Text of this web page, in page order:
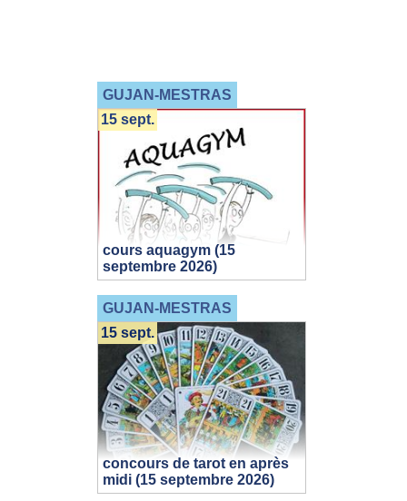
GUJAN-MESTRAS
cours aquagym (15
septembre 2026)
15 sept.
GUJAN-MESTRAS
concours de tarot en après
midi (15 septembre 2026)
15 sept.